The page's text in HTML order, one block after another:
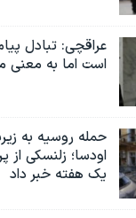
عراقچی: تبادل
است اما به معنی
حمله روسیه به
یک هفته خبر داد